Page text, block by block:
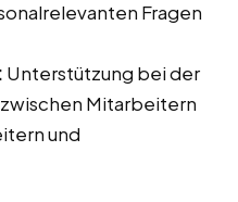
Fragen
Unterstützung bei der
Mitarbeitern
und